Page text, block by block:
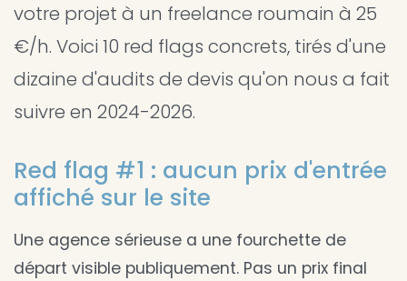
votre projet à un freelance roumain à 25
€/h. Voici 10 red flags concrets, tirés d'une
dizaine d'audits de devis qu'on nous a fait
suivre en 2024-2026.
Red flag #1 : aucun prix d'entrée
affiché sur le site
Une agence sérieuse a une fourchette de
départ visible publiquement. Pas un prix final